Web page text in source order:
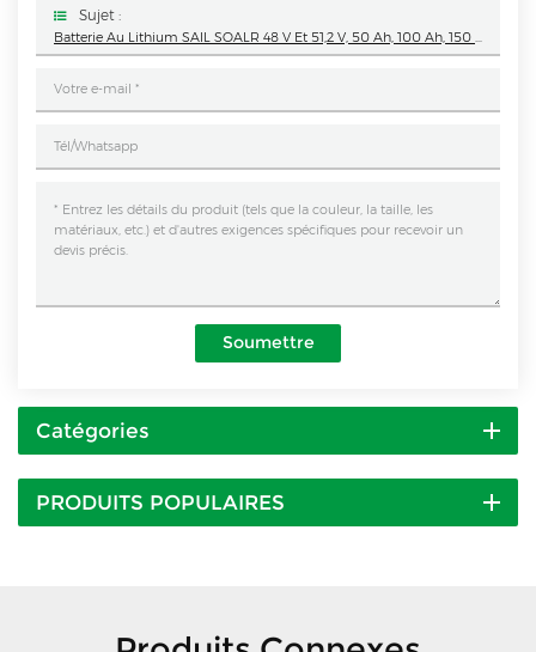
Sujet :
Batterie Au Lithium SAIL SOALR 48 V Et 51,2 V, 50 Ah, 100 Ah, 150 Ah Et 200 Ah, Montage En Rack
Soumettre
Catégories
PRODUITS POPULAIRES